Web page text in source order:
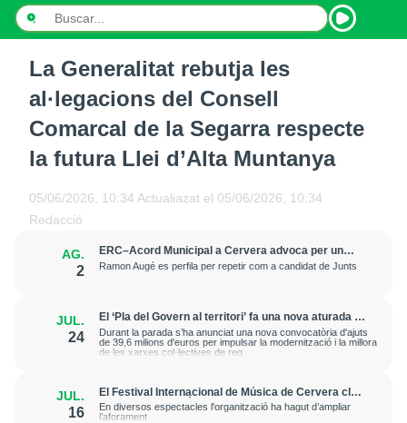
NOTÍCIES
PODCASTS
PROGRAMES
CONTACTE
La Generalitat rebutja les
al·legacions del Consell
Comarcal de la Segarra respecte
la futura Llei d’Alta Muntanya
05/06/2026, 10:34 Actualiazat el 05/06/2026, 10:34
Redacció
AG.
2
ERC–Acord Municipal a Cervera advoca per un
projecte transversal i obert a les municipals del
2027 amb l’alcaldable Daniel Martínez
Ramon Augé es perfila per repetir com a candidat de Junts
JUL.
24
El ‘Pla del Govern al territori’ fa una nova aturada a
Cervera
Durant la parada s’ha anunciat una nova convocatòria d'ajuts
de 39,6 milions d'euros per impulsar la modernització i la millora
de les xarxes col·lectives de reg
JUL.
16
El Festival Internacional de Música de Cervera clou
la seva 44a edició amb un ple en tots els concerts
En diversos espectacles l'organització ha hagut d’ampliar
l’aforament